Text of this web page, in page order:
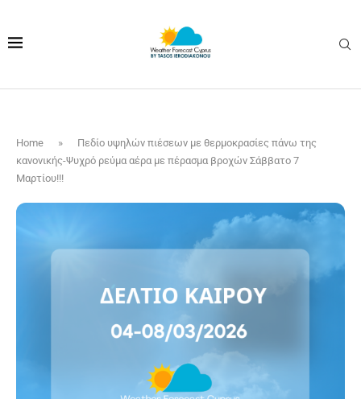
Home »
Πεδίο υψηλών πιέσεων με θερμοκρασίες πάνω της
κανονικής-Ψυχρό ρεύμα αέρα με πέρασμα βροχών Σάββατο 7
Μαρτίου!!!